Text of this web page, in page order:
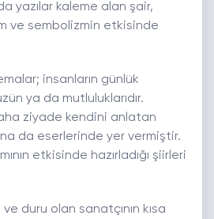
yazılar kaleme alan şair,
ve sembolizmin etkisinde
insanların günlük
ya da mutluluklarıdır.
ziyade kendini anlatan
da eserlerinde yer vermiştir.
etkisinde hazırladığı şiirleri
duru olan sanatçının kısa